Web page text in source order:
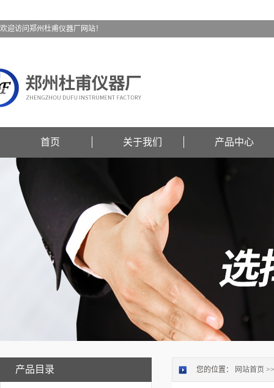
欢迎访问郑州杜甫仪器厂网站！
首页 关于我们 产品中心
产品目录 您的位置： 网站首页